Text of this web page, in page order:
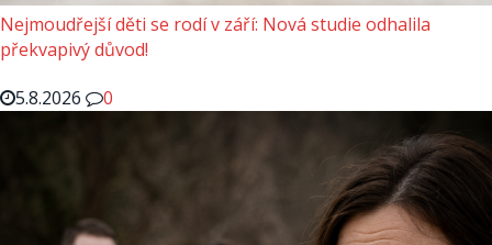
Nejmoudřejší děti se rodí v září: Nová studie odhalila
překvapivý důvod!
5.8.2026
0